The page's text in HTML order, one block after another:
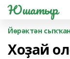
Юшатыр
Йөрәктән
Хоҙай